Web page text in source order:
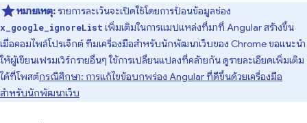
หมายเหตุ:รายการละเว้นจะเปิดใช้โดยการป้อนข้อมูลช่อง
x_google_ignoreListเพิ่มเติมในการแมปแหล่งที่มาที่ Angular สร้างขึ้น
เมื่อคอมไพล์โปรเจ็กต์ ทีมเครื่องมือสำหรับนักพัฒนาเว็บของ Chrome ขอแนะนำ
ให้ผู้เขียนเฟรมเวิร์กรายอื่นๆ ใช้การเปลี่ยนแปลงที่คล้ายกัน ดูรายละเอียดเพิ่มเติม
ได้ที่โพสต์กรณีศึกษา: การแก้ไขข้อบกพร่อง Angular ที่ดีขึ้นด้วยเครื่องมือ
สำหรับนักพัฒนาเว็บ